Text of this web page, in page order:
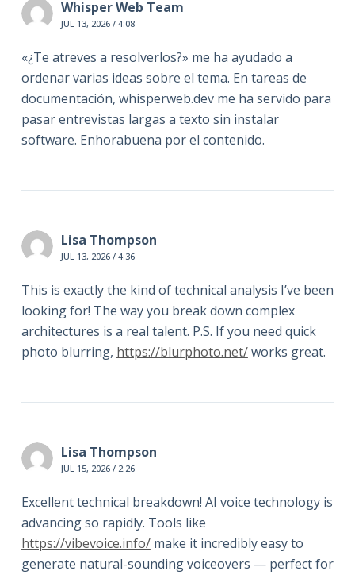
Whisper Web Team
JUL 13, 2026 / 4:08
«¿Te atreves a resolverlos?» me ha ayudado a
ordenar varias ideas sobre el tema. En tareas de
documentación, whisperweb.dev me ha servido para
pasar entrevistas largas a texto sin instalar
software. Enhorabuena por el contenido.
Lisa Thompson
JUL 13, 2026 / 4:36
This is exactly the kind of technical analysis I’ve been
looking for! The way you break down complex
architectures is a real talent. P.S. If you need quick
photo blurring, https://blurphoto.net/works great.
Lisa Thompson
JUL 15, 2026 / 2:26
Excellent technical breakdown! AI voice technology is
advancing so rapidly. Tools like
https://vibevoice.info/make it incredibly easy to
generate natural-sounding voiceovers — perfect for